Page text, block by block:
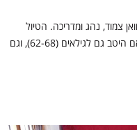
צמוד, נהג ומדריכה. הטיול
תוכנן ע״י אותנטיקו (דב פיקולין). התכנון הותאם היטב גם לגילאים (62-68), וגם